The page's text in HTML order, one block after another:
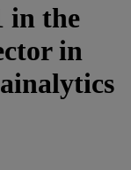
in the
in